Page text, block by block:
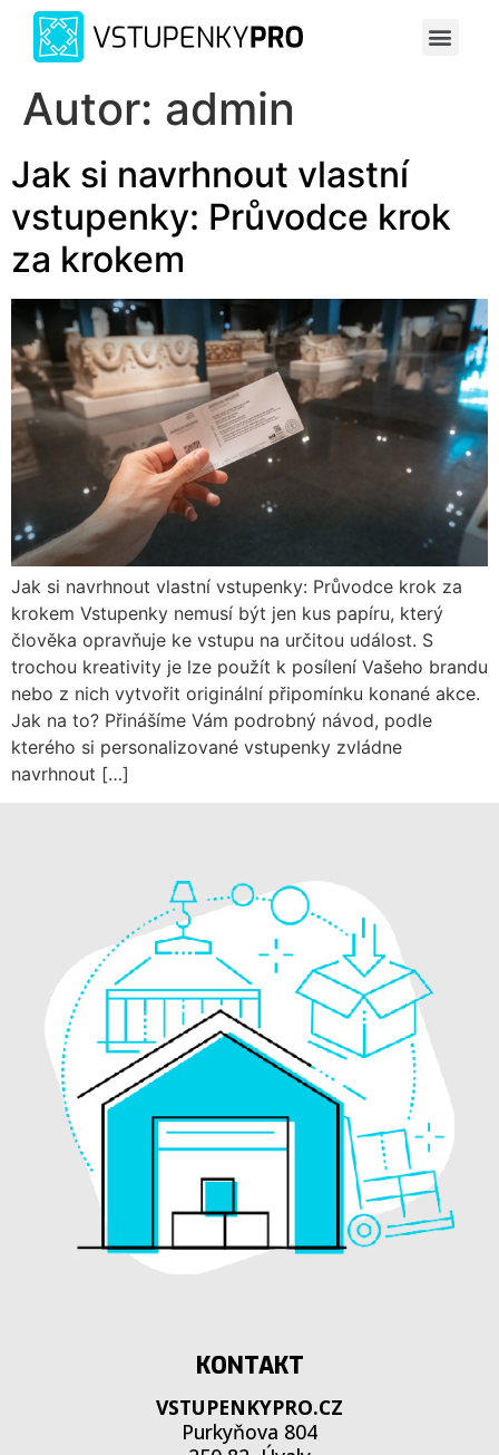
Autor: admin
Jak si navrhnout vlastní
vstupenky: Průvodce krok
za krokem
Jak si navrhnout vlastní vstupenky: Průvodce krok za
krokem Vstupenky nemusí být jen kus papíru, který
člověka opravňuje ke vstupu na určitou událost. S
trochou kreativity je lze použít k posílení Vašeho brandu
nebo z nich vytvořit originální připomínku konané akce.
Jak na to? Přinášíme Vám podrobný návod, podle
kterého si personalizované vstupenky zvládne
navrhnout […]
KONTAKT
VSTUPENKYPRO.CZ
Purkyňova 804